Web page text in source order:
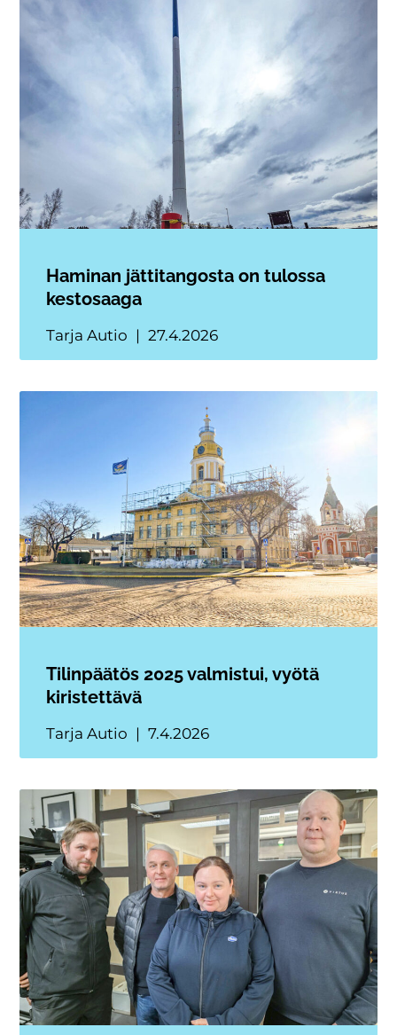
Haminan jättitangosta on tulossa
kestosaaga
Tarja Autio 27.4.2026
Tilinpäätös 2025 valmistui, vyötä
kiristettävä
Tarja Autio 7.4.2026